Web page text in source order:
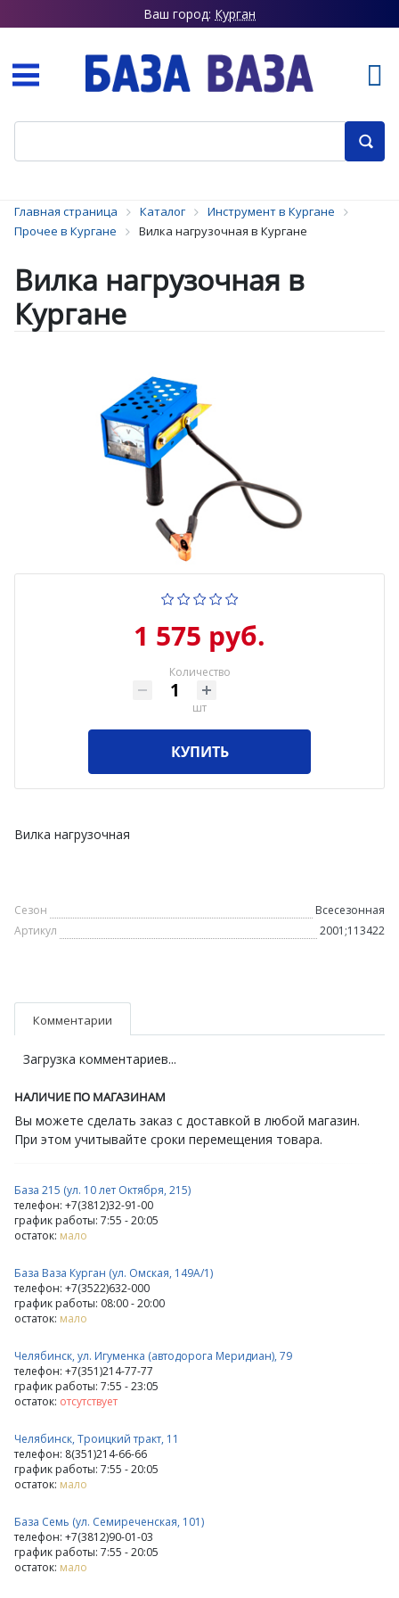
Ваш город: Курган
Главная страница Каталог
Инструмент в Кургане
Прочее в Кургане
Вилка нагрузочная в Кургане
Вилка нагрузочная в
Кургане
1 575 руб.
Количество
шт
КУПИТЬ
Вилка нагрузочная
Сезон
Всесезонная
Артикул
2001;113422
Комментарии
Загрузка комментариев...
НАЛИЧИЕ ПО МАГАЗИНАМ
Вы можете сделать заказ с доставкой в любой магазин.
При этом учитывайте сроки перемещения товара.
База 215 (ул. 10 лет Октября, 215)
телефон: +7(3812)32-91-00
график работы: 7:55 - 20:05
остаток: мало
База Ваза Курган (ул. Омская, 149А/1)
телефон: +7(3522)632-000
график работы: 08:00 - 20:00
остаток: мало
Челябинск, ул. Игуменка (автодорога Меридиан), 79
телефон: +7(351)214-77-77
график работы: 7:55 - 23:05
остаток: отсутствует
Челябинск, Троицкий тракт, 11
телефон: 8(351)214-66-66
график работы: 7:55 - 20:05
остаток: мало
База Семь (ул. Семиреченская, 101)
телефон: +7(3812)90-01-03
график работы: 7:55 - 20:05
остаток: мало